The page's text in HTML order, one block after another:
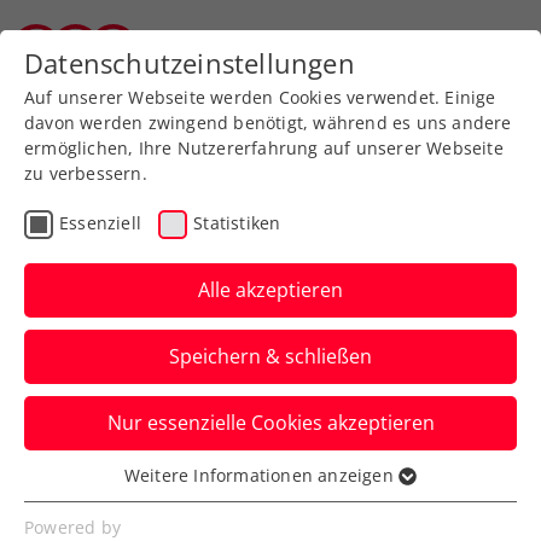
Zurück zur Newsübersicht
Turniere
Erste Bank Open:
Schulterverletzung
verhindert Start von
Medvedev
Der Sieger 2022 und Finalist 2023 kann
beim ATP-500-Turnier in Wien heuer nicht
antreten.
Datenschutzeinstellungen
Auf unserer Webseite werden Cookies verwendet. Einige
davon werden zwingend benötigt, während es uns andere
ermöglichen, Ihre Nutzererfahrung auf unserer Webseite
zu verbessern.
Essenziell Statistiken
Alle akzeptieren
Speichern & schließen
Nur essenzielle Cookies akzeptieren
Essenziell
Essenzielle Cookies werden für grundlegende
Weitere Informationen anzeigen
Powered by